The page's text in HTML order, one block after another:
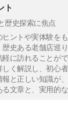
ト
歴史探索に焦点
ントや実体験を
史ある老舗店巡
に訪れることが
く解説し、初心者
と正しい知識が
文章と、実用的な